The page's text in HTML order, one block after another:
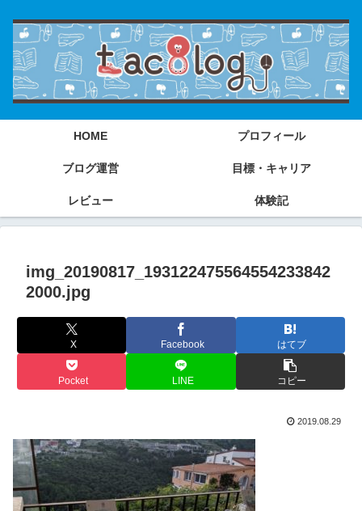
HOME プロフィール
ブログ運営 目標・キャリア
レビュー 体験記
img_20190817_193122475564554233842
2000.jpg
X Facebook はてブ
Pocket LINE コピー
2019.08.29